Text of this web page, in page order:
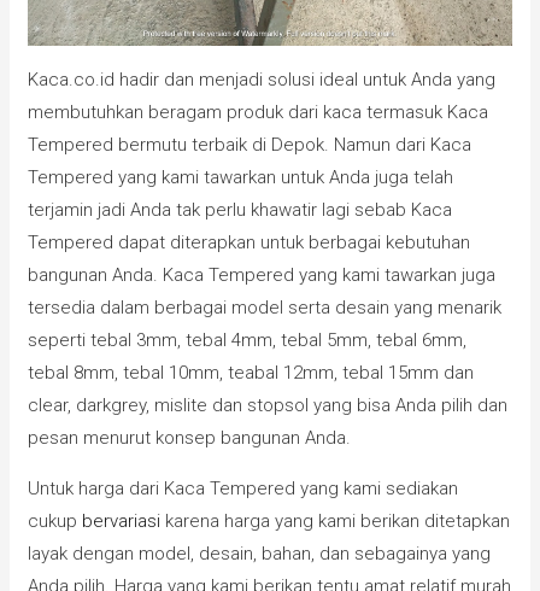
Kaca.co.id hadir dan menjadi solusi ideal untuk Anda yang
membutuhkan beragam produk dari kaca termasuk Kaca
Tempered bermutu terbaik di Depok. Namun dari Kaca
Tempered yang kami tawarkan untuk Anda juga telah
terjamin jadi Anda tak perlu khawatir lagi sebab Kaca
Tempered dapat diterapkan untuk berbagai kebutuhan
bangunan Anda. Kaca Tempered yang kami tawarkan juga
tersedia dalam berbagai model serta desain yang menarik
seperti tebal 3mm, tebal 4mm, tebal 5mm, tebal 6mm,
tebal 8mm, tebal 10mm, teabal 12mm, tebal 15mm dan
clear, darkgrey, mislite dan stopsol yang bisa Anda pilih dan
pesan menurut konsep bangunan Anda.
Untuk harga dari Kaca Tempered yang kami sediakan
cukup bervariasi karena harga yang kami berikan ditetapkan
layak dengan model, desain, bahan, dan sebagainya yang
Anda pilih. Harga yang kami berikan tentu amat relatif murah